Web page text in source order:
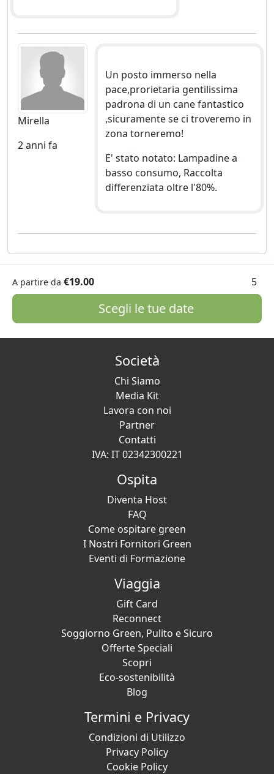
Mirella
2 anni fa
Un posto immerso nella
pace,prorietaria gentilissima
padrona di un cane fantastico
,sicuramente se ci troveremo in
zona torneremo!
E' stato notato: Lampadine a
basso consumo, Raccolta
differenziata oltre l'80%.
A partire da €19.00 5
Scegli le tue date
Società
Chi Siamo
Media Kit
Lavora con noi
Partner
Contatti
IVA: IT 02342300221
Ospita
Diventa Host
FAQ
Come ospitare green
I Nostri Fornitori Green
Eventi di Formazione
Viaggia
Gift Card
Reconnect
Soggiorno Green, Pulito e Sicuro
Offerte Speciali
Scopri
Eco-sostenibilità
Blog
Termini e Privacy
Condizioni di Utilizzo
Privacy Policy
Cookie Policy